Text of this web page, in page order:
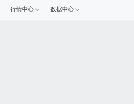
行情中心 数据中心